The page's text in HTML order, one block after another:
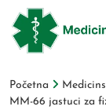
Početna
MM-66 jastuci za